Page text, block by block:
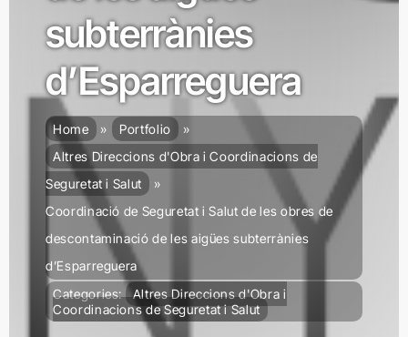
subterrànies
d’Esparreguera
Home
Portfolio
Altres Direccions d'Obra i Coordinacions de
Seguretat i Salut
Coordinació de Seguretat i Salut de les obres de
descontaminació de les aigües subterrànies
d’Esparreguera
Categories: Altres Direccions d'Obra i
Coordinacions de Seguretat i Salut